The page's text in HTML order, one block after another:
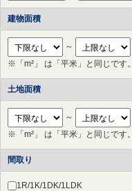
青葉台（9件）
田奈（7件）
長津田（7件）
つくし野
（2件）
すずかけ台 （3件）
南町田グランベリーＰ（2件）
つきみ野
中央林間（1件）
建物面積
～
※「m²」 は「平米」と同じです。
土地面積
～
※「m²」 は「平米」と同じです。
間取り
1R/1K/1DK/1LDK